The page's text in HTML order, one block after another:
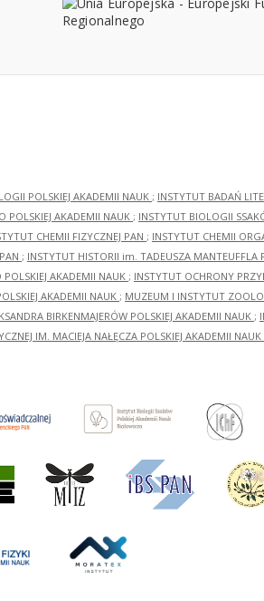
POLSKIEJ AKADEMII NAUK ; INSTYTUT BADAŃ
POLSKIEJ AKADEMII NAUK ; INSTYTUT BIOLOGII
CHEMII FIZYCZNEJ PAN ; INSTYTUT CHEMII
; INSTYTUT HISTORII im. TADEUSZA MANTEUFFLA
AKADEMII NAUK ; INSTYTUT OCHRONY
AKADEMII NAUK ; MUZEUM I INSTYTUT
BIRKENMAJERÓW POLSKIEJ AKADEMII NAUK ;
IM. MACIEJA NAŁĘCZA POLSKIEJ AKADEMII NAUK